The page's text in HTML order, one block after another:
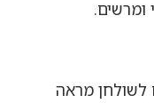
ומרשים.
לשולחן מראה